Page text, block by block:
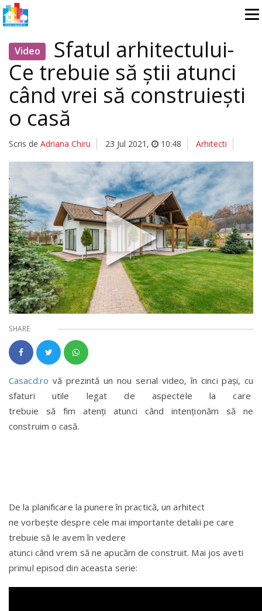
Video Sfatul arhitectului-
Ce trebuie să știi atunci
când vrei să construiești
o casă
Scris de Adriana Chiru 23 Jul 2021 , 10:48 Arhitecti
SHARE
Casacd.ro vă prezintă un nou serial video, în cinci pași, cu
sfaturi utile legat de aspectele la care
trebuie să fim atenți atunci când intenționăm să ne
construim o casă.
De la planificare la punere în practică, un arhitect
ne vorbește despre cele mai importante detalii pe care
trebuie să le avem în vedere
atunci când vrem să ne apucăm de construit. Mai jos aveti
primul episod din aceasta serie: